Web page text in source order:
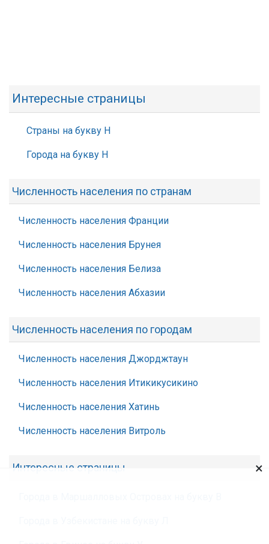
Интересные страницы
Страны на букву Н
Города на букву Н
Численность населения по странам
Численность населения Франции
Численность населения Брунея
Численность населения Белиза
Численность населения Абхазии
Численность населения по городам
Численность населения Джорджтаун
Численность населения Итикикусикино
Численность населения Хатинь
Численность населения Витроль
Интересные страницы ×